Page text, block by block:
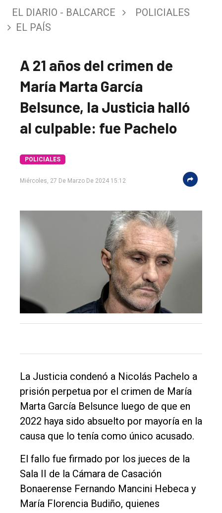
El
único
Balcarce
Int.
General
Política
Cultura
Entrevistas
Rural
Deportes
EL DIARIO - BALCARCE
POLICIALES
EL PAÍS
A 21 años del crimen de
María Marta García
Belsunce, la Justicia halló
al culpable: fue Pachelo
POLICIALES
Miércoles, 27 De Marzo De 2024 15:12
La Justicia condenó a Nicolás Pachelo a
prisión perpetua por el crimen de María
Marta García Belsunce luego de que en
2022 haya sido absuelto por mayoría en la
causa que lo tenía como único acusado.
El fallo fue firmado por los jueces de la
Sala II de la Cámara de Casación
Bonaerense Fernando Mancini Hebeca y
María Florencia Budiño, quienes